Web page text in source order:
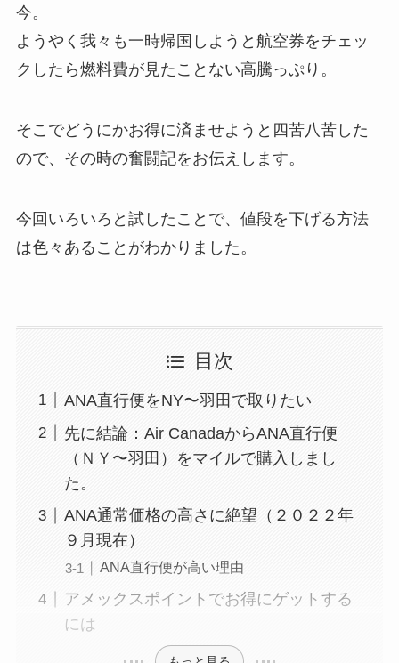
今。
ようやく我々も一時帰国しようと航空券をチェッ
クしたら燃料費が見たことない高騰っぷり。
そこでどうにかお得に済ませようと四苦八苦した
ので、その時の奮闘記をお伝えします。
今回いろいろと試したことで、値段を下げる方法
は色々あることがわかりました。
目次
ANA直行便をNY〜羽田で取りたい
先に結論：Air CanadaからANA直行便
（ＮＹ〜羽田）をマイルで購入しまし
た。
ANA通常価格の高さに絶望（２０２２年
９月現在）
ANA直行便が高い理由
アメックスポイントでお得にゲットする
には